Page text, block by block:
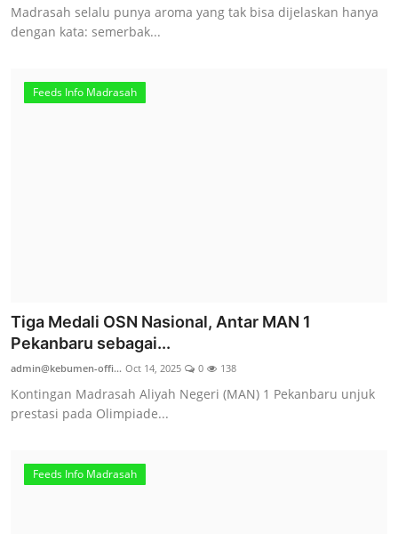
Madrasah selalu punya aroma yang tak bisa dijelaskan hanya
dengan kata: semerbak...
Feeds Info Madrasah
Tiga Medali OSN Nasional, Antar MAN 1
Pekanbaru sebagai...
admin@kebumen-offi... Oct 14, 2025 0 138
Kontingan Madrasah Aliyah Negeri (MAN) 1 Pekanbaru unjuk
prestasi pada Olimpiade...
Feeds Info Madrasah